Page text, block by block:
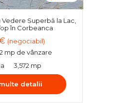
Superbă la Lac,
în Corbeanca
(negociabil)
mp de vânzare
3,572 mp
detalii